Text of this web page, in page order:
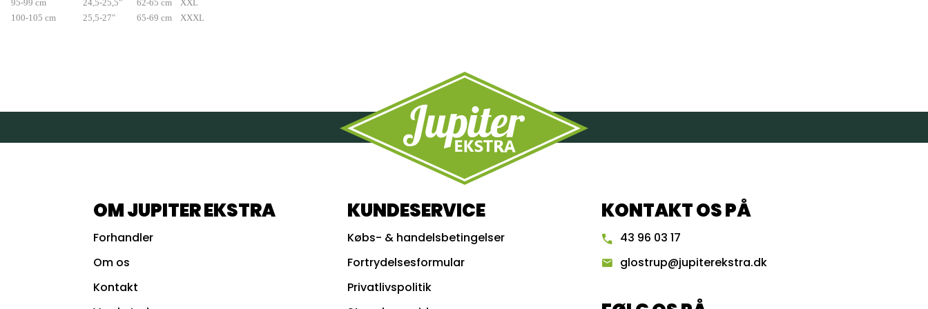
95-99 cm
24,5-25,5" 62-65 cm
XXL
100-105 cm
25,5-27" 65-69 cm XXXL
OM JUPITER EKSTRA
Forhandler
Om os
Kontakt
KUNDESERVICE
Købs- & handelsbetingelser
Fortrydelsesformular
Privatlivspolitik
KONTAKT OS PÅ
43 96 03 17
glostrup@jupiterekstra.dk